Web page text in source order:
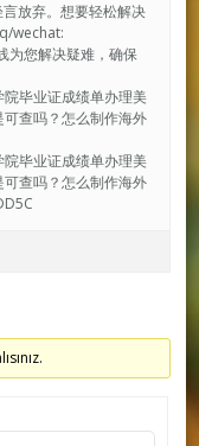
放弃。想要轻松解决
wechat:
为您解决疑难，确保
毕业证成绩单办理美
查吗？怎么制作海外
毕业证成绩单办理美
查吗？怎么制作海外